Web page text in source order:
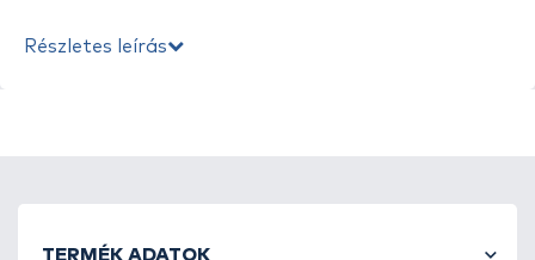
Részletes leírás
TERMÉK ADATOK